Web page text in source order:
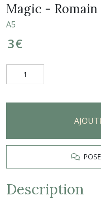
Magic - Romain
A5
3€
Description